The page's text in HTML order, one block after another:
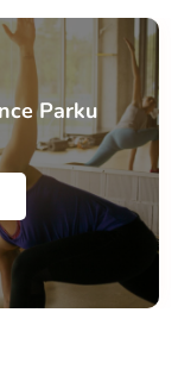
Parku